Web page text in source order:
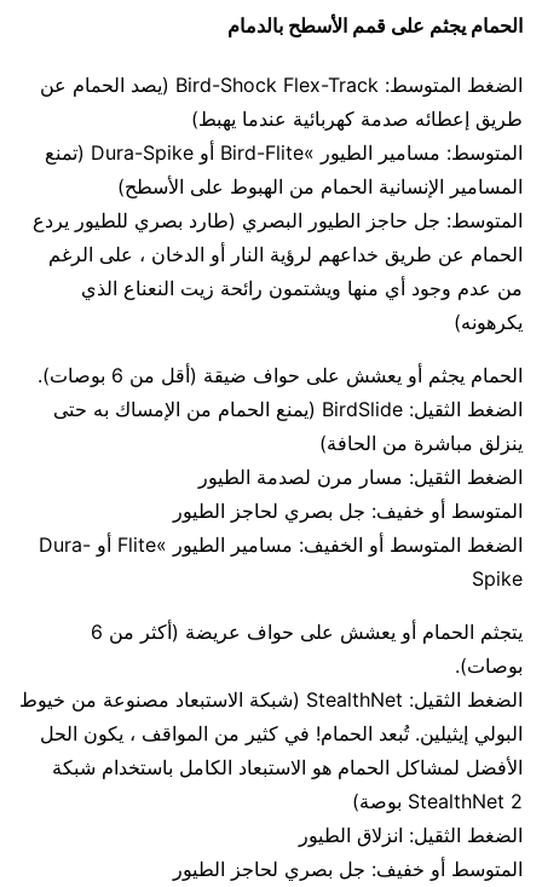
الحمام يجثم على قمم الأسطح بالدمام
الضغط المتوسط: Bird-Shock Flex-Track (يصد الحمام عن
طريق إعطائه صدمة كهربائية عندما يهبط)
المتوسط: مسامير الطيور »Bird-Flite أو Dura-Spike (تمنع
المسامير الإنسانية الحمام من الهبوط على الأسطح)
المتوسط: جل حاجز الطيور البصري (طارد بصري للطيور يردع
الحمام عن طريق خداعهم لرؤية النار أو الدخان ، على الرغم
من عدم وجود أي منها ويشتمون رائحة زيت النعناع الذي
يكرهونه)
الحمام يجثم أو يعشش على حواف ضيقة (أقل من 6 بوصات).
الضغط الثقيل: BirdSlide (يمنع الحمام من الإمساك به حتى
ينزلق مباشرة من الحافة)
الضغط الثقيل: مسار مرن لصدمة الطيور
المتوسط ​​أو خفيف: جل بصري لحاجز الطيور
الضغط المتوسط ​​أو الخفيف: مسامير الطيور »Flite أو Dura-
Spike
يتجثم الحمام أو يعشش على حواف عريضة (أكثر من 6
بوصات).
الضغط الثقيل: StealthNet (شبكة الاستبعاد مصنوعة من خيوط
البولي إيثيلين. تُبعد الحمام! في كثير من المواقف ، يكون الحل
الأفضل لمشاكل الحمام هو الاستبعاد الكامل باستخدام شبكة
StealthNet 2 بوصة)
الضغط الثقيل: انزلاق الطيور
المتوسط ​​أو خفيف: جل بصري لحاجز الطيور